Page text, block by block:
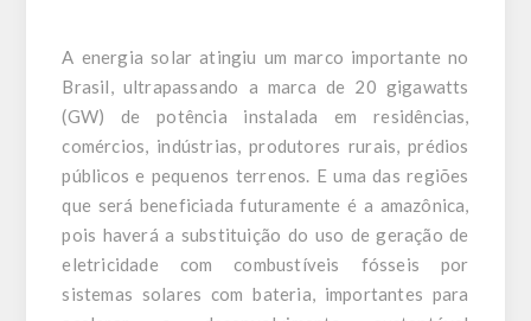
A energia solar atingiu um marco importante no
Brasil, ultrapassando a marca de 20 gigawatts
(GW) de potência instalada em residências,
comércios, indústrias, produtores rurais, prédios
públicos e pequenos terrenos. E uma das regiões
que será beneficiada futuramente é a amazônica,
pois haverá a substituição do uso de geração de
eletricidade com combustíveis fósseis por
sistemas solares com bateria, importantes para